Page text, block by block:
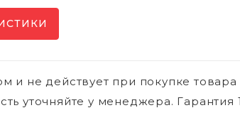
и не действует при покупке
уточняйте у менеджера. Гарантия